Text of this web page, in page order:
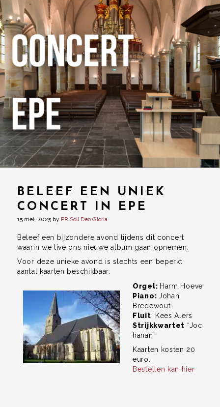
BELEEF EEN UNIEK
CONCERT IN EPE
15 mei, 2025 by PR Soli Deo Gloria
Beleef een bijzondere avond tijdens dit concert
waarin we live ons nieuwe album gaan opnemen.
Voor deze unieke avond is slechts een beperkt
aantal kaarten beschikbaar.
Orgel: Harm Hoeve
Piano: Johan
Bredewout
Fluit: Kees Alers
Strijkkwartet “Joc
hanan”
Kaarten kosten 20
euro.
Bestellen kan hier